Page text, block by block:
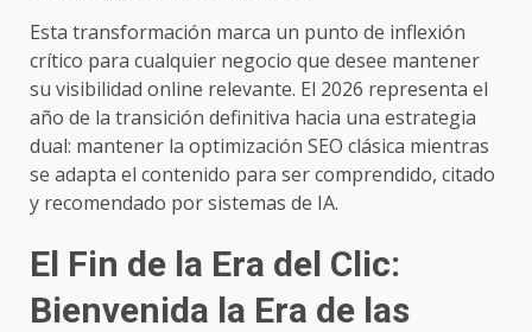
Esta transformación marca un punto de inflexión
crítico para cualquier negocio que desee mantener
su visibilidad online relevante. El 2026 representa el
año de la transición definitiva hacia una estrategia
dual: mantener la optimización SEO clásica mientras
se adapta el contenido para ser comprendido, citado
y recomendado por sistemas de IA.
El Fin de la Era del Clic:
Bienvenida la Era de las